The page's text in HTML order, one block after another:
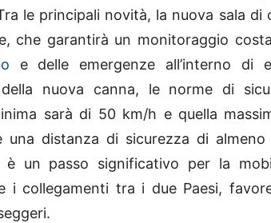
le principali novità, la nuova sala
che garantirà un monitoraggio
e delle emergenze all’interno di
della nuova canna, le norme di
sarà di 50 km/h e quella
una distanza di sicurezza di
è un passo significativo per la
i collegamenti tra i due Paesi,